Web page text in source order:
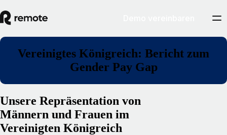
Vereinigtes Königreich: Bericht zum
Gender Pay Gap
Unsere Repräsentation von
Männern und Frauen im
Vereinigten Königreich